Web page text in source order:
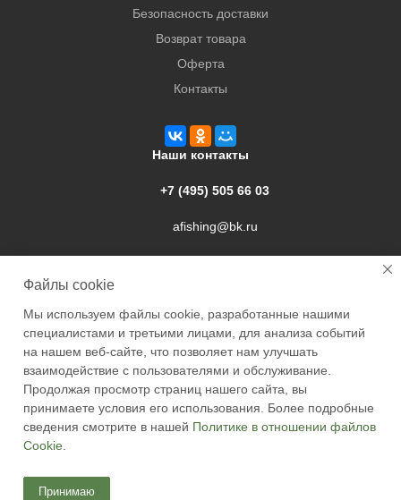
Безопасность доставки
Возврат товара
Оферта
Контакты
Наши контакты
+7 (495) 505 66 03
afishing@bk.ru
2026 © Academyfishing - продажа товаров для рыбалки по
Москве и России
Файлы cookie
Мы используем файлы cookie, разработанные нашими
специалистами и третьими лицами, для анализа событий
на нашем веб-сайте, что позволяет нам улучшать
взаимодействие с пользователями и обслуживание.
Продолжая просмотр страниц нашего сайта, вы
принимаете условия его использования. Более подробные
сведения смотрите в нашей Политике в отношении файлов
Cookie
Принимаю